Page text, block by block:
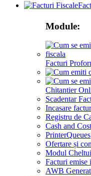
Module:
Facturi
Chitantier
Scadentar
Incasare
Registru de
Cash and
PrinterQueues
Ofertare și
Modul
Facturi emise
AWB